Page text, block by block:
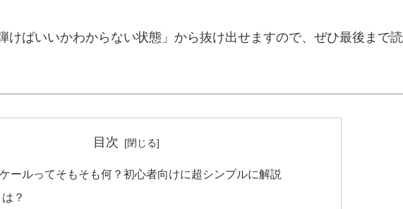
けばいいかわからない状態」から抜け出せますので、ぜひ最後まで読
目次
ールってそもそも何？初心者向けに超シンプルに解説
？